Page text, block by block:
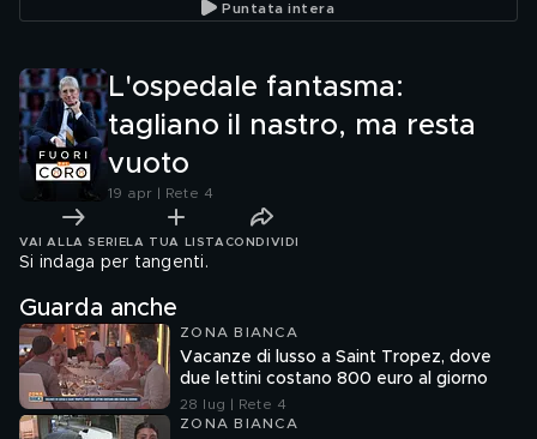
Puntata intera
L'ospedale fantasma:
tagliano il nastro, ma resta
vuoto
19 apr | Rete 4
VAI ALLA SERIE LA TUA LISTA CONDIVIDI
Si indaga per tangenti.
Guarda anche
ZONA BIANCA
Vacanze di lusso a Saint Tropez, dove
due lettini costano 800 euro al giorno
28 lug | Rete 4
ZONA BIANCA